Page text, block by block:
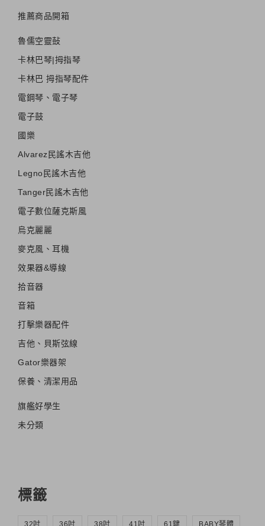
推薦商品開箱
魯儒空靈鼔
卡林巴琴|拇指琴
卡林巴 拇指琴配件
電鋼琴、電子琴
電子鼓
國樂
Alvarez民謠木吉他
Legno民謠木吉他
Tanger民謠木吉他
電子數位薩克斯風
烏克麗麗
麥克風、耳機
效果器&導線
拾音器
音箱
打擊樂器配件
吉他、貝斯弦線
Gator樂器架
保養、清潔用品
旗艦好學生
未分類
標籤